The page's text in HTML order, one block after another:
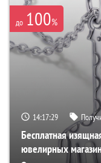
до 100%
14:17:28
Бесплатная
ювелирных